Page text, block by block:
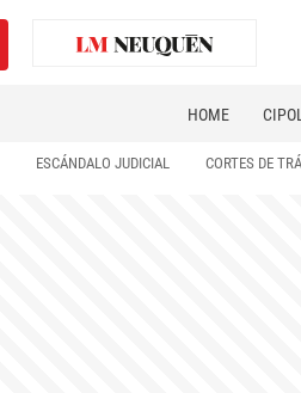
HOME
ESCÁNDALO JUDICIAL CORTES DE